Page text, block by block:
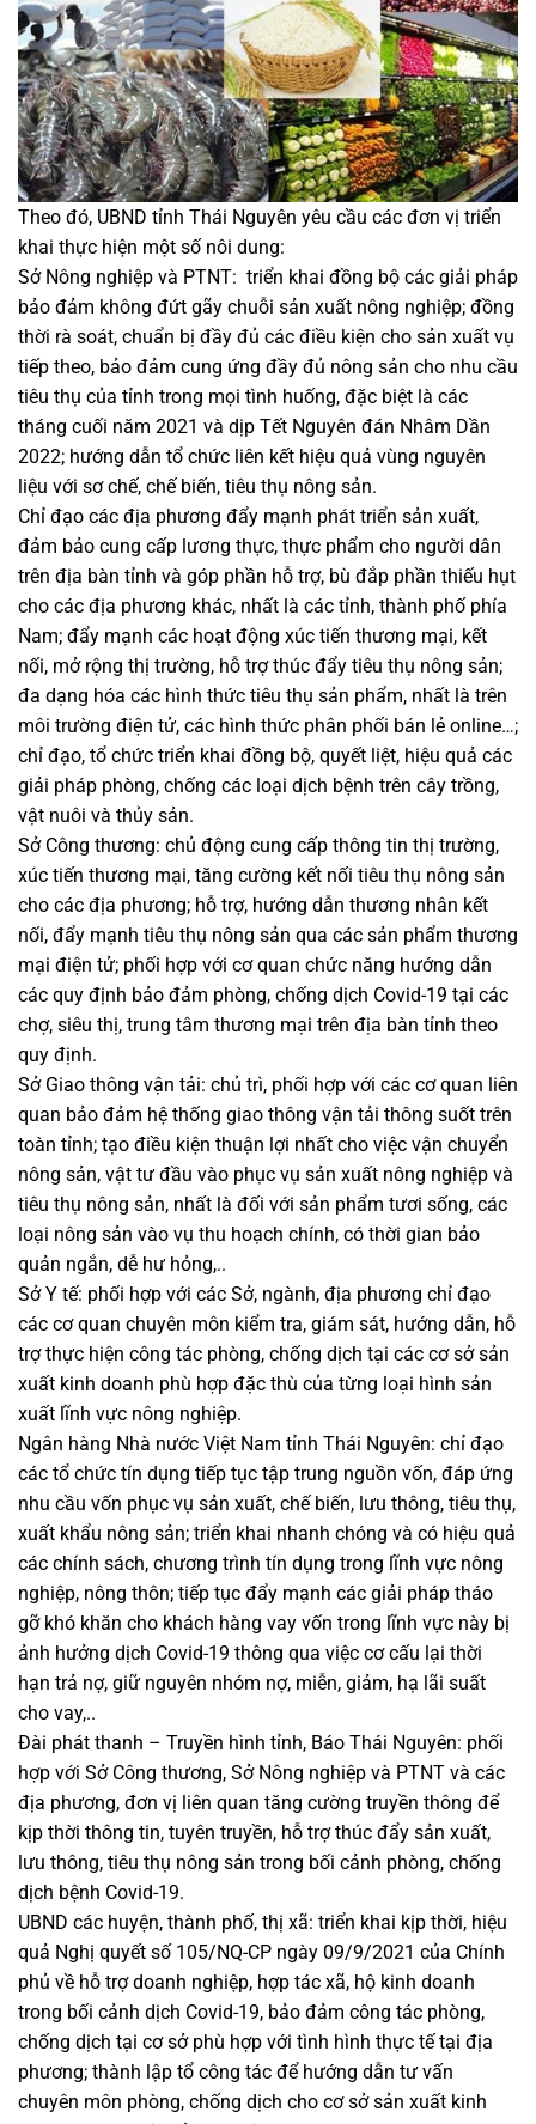
Theo đó, UBND tỉnh Thái Nguyên yêu cầu các đơn vị triển
khai thực hiện một số nôi dung:
Sở Nông nghiệp và PTNT: triển khai đồng bộ các giải pháp
bảo đảm không đứt gãy chuỗi sản xuất nông nghiệp; đồng
thời rà soát, chuẩn bị đầy đủ các điều kiện cho sản xuất vụ
tiếp theo, bảo đảm cung ứng đầy đủ nông sản cho nhu cầu
tiêu thụ của tỉnh trong mọi tình huống, đặc biệt là các
tháng cuối năm 2021 và dịp Tết Nguyên đán Nhâm Dần
2022; hướng dẫn tổ chức liên kết hiệu quả vùng nguyên
liệu với sơ chế, chế biến, tiêu thụ nông sản.
Chỉ đạo các địa phương đẩy mạnh phát triển sản xuất,
đảm bảo cung cấp lương thực, thực phẩm cho người dân
trên địa bàn tỉnh và góp phần hỗ trợ, bù đắp phần thiếu hụt
cho các địa phương khác, nhất là các tỉnh, thành phố phía
Nam; đẩy mạnh các hoạt động xúc tiến thương mại, kết
nối, mở rộng thị trường, hỗ trợ thúc đẩy tiêu thụ nông sản;
đa dạng hóa các hình thức tiêu thụ sản phẩm, nhất là trên
môi trường điện tử, các hình thức phân phối bán lẻ online…;
chỉ đạo, tổ chức triển khai đồng bộ, quyết liệt, hiệu quả các
giải pháp phòng, chống các loại dịch bệnh trên cây trồng,
vật nuôi và thủy sản.
Sở Công thương: chủ động cung cấp thông tin thị trường,
xúc tiến thương mại, tăng cường kết nối tiêu thụ nông sản
cho các địa phương; hỗ trợ, hướng dẫn thương nhân kết
nối, đẩy mạnh tiêu thụ nông sản qua các sản phẩm thương
mại điện tử; phối hợp với cơ quan chức năng hướng dẫn
các quy định bảo đảm phòng, chống dịch Covid-19 tại các
chợ, siêu thị, trung tâm thương mại trên địa bàn tỉnh theo
quy định.
Sở Giao thông vận tải: chủ trì, phối hợp với các cơ quan liên
quan bảo đảm hệ thống giao thông vận tải thông suốt trên
toàn tỉnh; tạo điều kiện thuận lợi nhất cho việc vận chuyển
nông sản, vật tư đầu vào phục vụ sản xuất nông nghiệp và
tiêu thụ nông sản, nhất là đối với sản phẩm tươi sống, các
loại nông sản vào vụ thu hoạch chính, có thời gian bảo
quản ngắn, dễ hư hỏng,..
Sở Y tế: phối hợp với các Sở, ngành, địa phương chỉ đạo
các cơ quan chuyên môn kiểm tra, giám sát, hướng dẫn, hỗ
trợ thực hiện công tác phòng, chống dịch tại các cơ sở sản
xuất kinh doanh phù hợp đặc thù của từng loại hình sản
xuất lĩnh vực nông nghiệp.
Ngân hàng Nhà nước Việt Nam tỉnh Thái Nguyên: chỉ đạo
các tổ chức tín dụng tiếp tục tập trung nguồn vốn, đáp ứng
nhu cầu vốn phục vụ sản xuất, chế biến, lưu thông, tiêu thụ,
xuất khẩu nông sản; triển khai nhanh chóng và có hiệu quả
các chính sách, chương trình tín dụng trong lĩnh vực nông
nghiệp, nông thôn; tiếp tục đẩy mạnh các giải pháp tháo
gỡ khó khăn cho khách hàng vay vốn trong lĩnh vực này bị
ảnh hưởng dịch Covid-19 thông qua việc cơ cấu lại thời
hạn trả nợ, giữ nguyên nhóm nợ, miễn, giảm, hạ lãi suất
cho vay,..
Đài phát thanh – Truyền hình tỉnh, Báo Thái Nguyên: phối
hợp với Sở Công thương, Sở Nông nghiệp và PTNT và các
địa phương, đơn vị liên quan tăng cường truyền thông để
kịp thời thông tin, tuyên truyền, hỗ trợ thúc đẩy sản xuất,
lưu thông, tiêu thụ nông sản trong bối cảnh phòng, chống
dịch bệnh Covid-19.
UBND các huyện, thành phố, thị xã: triển khai kịp thời, hiệu
quả Nghị quyết số 105/NQ-CP ngày 09/9/2021 của Chính
phủ về hỗ trợ doanh nghiệp, hợp tác xã, hộ kinh doanh
trong bối cảnh dịch Covid-19, bảo đảm công tác phòng,
chống dịch tại cơ sở phù hợp với tình hình thực tế tại địa
phương; thành lập tổ công tác để hướng dẫn tư vấn
chuyên môn phòng, chống dịch cho cơ sở sản xuất kinh